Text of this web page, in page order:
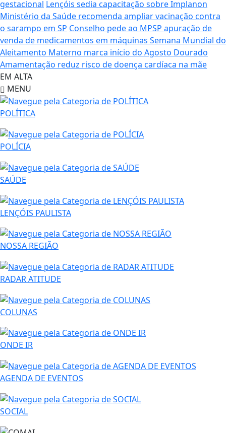
gestacional Lençóis sedia capacitação sobre Implanon
Ministério da Saúde recomenda ampliar vacinação contra
o sarampo em SP Conselho pede ao MPSP apuração de
venda de medicamentos em máquinas Semana Mundial do
Aleitamento Materno marca início do Agosto Dourado
Amamentação reduz risco de doença cardíaca na mãe
EM ALTA
MENU
POLÍTICA
POLÍCIA
SAÚDE
LENÇÓIS PAULISTA
NOSSA REGIÃO
RADAR ATITUDE
COLUNAS
ONDE IR
AGENDA DE EVENTOS
SOCIAL